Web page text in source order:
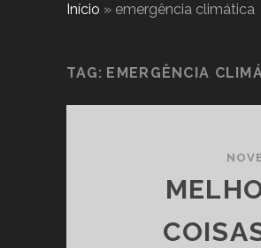
Início » emergência climática
TAG: EMERGÊNCIA